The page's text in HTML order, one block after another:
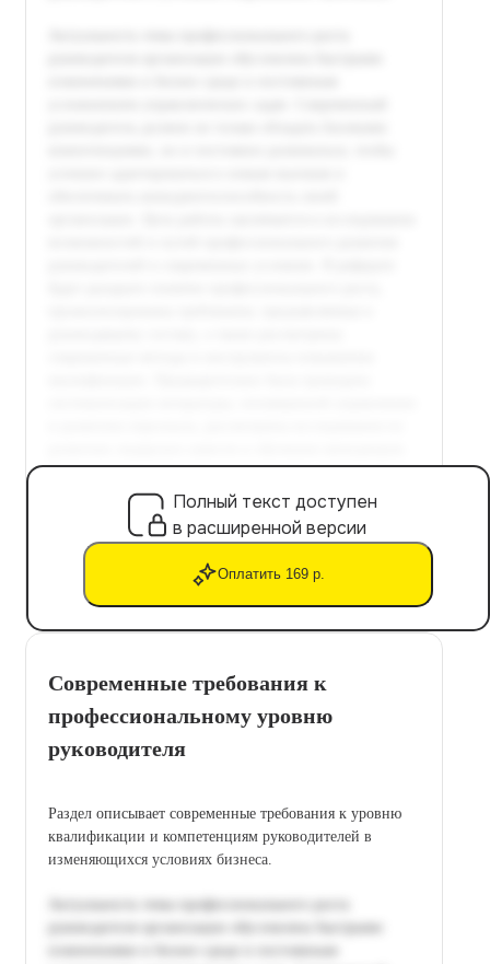
Полный текст доступен
в расширенной версии
Оплатить 169 р.
Современные требования к
профессиональному уровню
руководителя
Раздел описывает современные требования к уровню
квалификации и компетенциям руководителей в
изменяющихся условиях бизнеса.